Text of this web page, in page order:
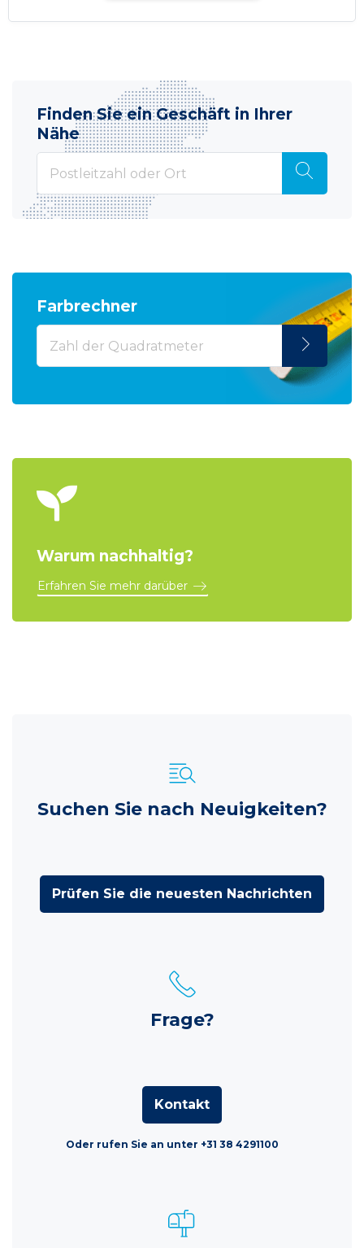
Finden Sie ein Geschäft in Ihrer
Nähe
Farbrechner
Warum nachhaltig?
Erfahren Sie mehr darüber
Suchen Sie nach Neuigkeiten?
Prüfen Sie die neuesten Nachrichten
Frage?
Kontakt
Oder rufen Sie an unter +31 38 4291100